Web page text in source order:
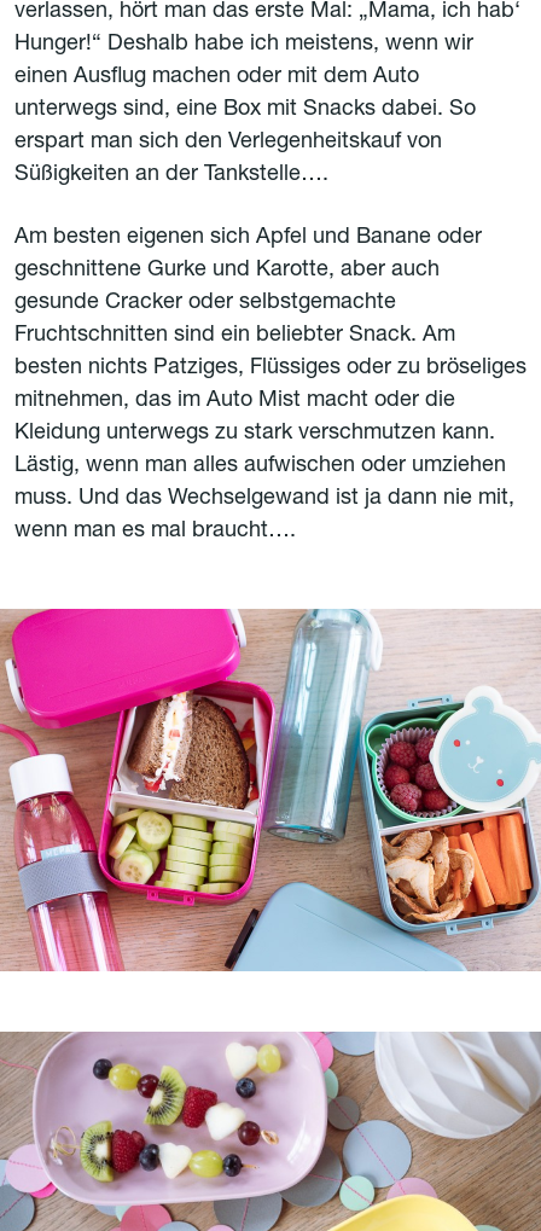
verlassen, hört man das erste Mal: „Mama, ich hab‘
Hunger!“ Deshalb habe ich meistens, wenn wir
einen Ausflug machen oder mit dem Auto
unterwegs sind, eine Box mit Snacks dabei. So
erspart man sich den Verlegenheitskauf von
Süßigkeiten an der Tankstelle….
Am besten eigenen sich Apfel und Banane oder
geschnittene Gurke und Karotte, aber auch
gesunde Cracker oder selbstgemachte
Fruchtschnitten sind ein beliebter Snack. Am
besten nichts Patziges, Flüssiges oder zu bröseliges
mitnehmen, das im Auto Mist macht oder die
Kleidung unterwegs zu stark verschmutzen kann.
Lästig, wenn man alles aufwischen oder umziehen
muss. Und das Wechselgewand ist ja dann nie mit,
wenn man es mal braucht….